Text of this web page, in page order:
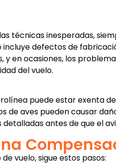
técnicas inesperadas,
defectos de
en ocasiones, los
del vuelo.
puede estar exenta
aves pueden causar
antes de que el
vuelo, sigue estos pasos: